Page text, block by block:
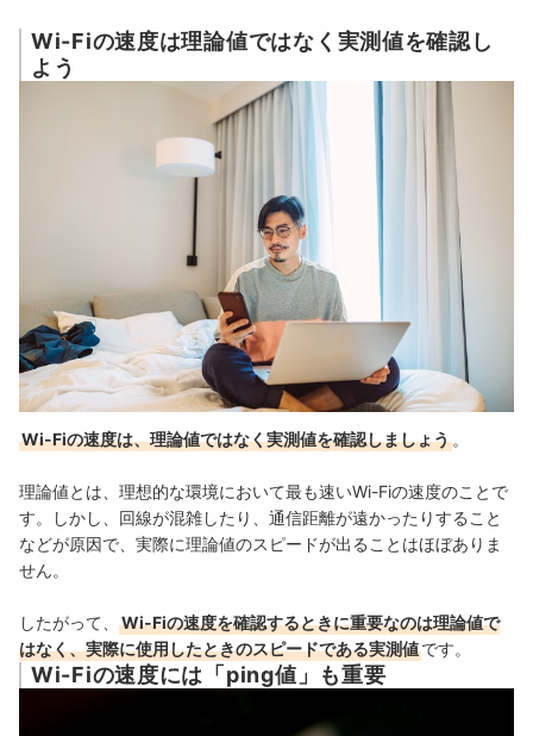
Wi-Fiの速度は理論値ではなく実測値を確認し
よう
Wi-Fiの速度は、理論値ではなく実測値を確認しましょう 。
理論値とは、理想的な環境において最も速いWi-Fiの速度のことで
す。しかし、回線が混雑したり、通信距離が遠かったりすること
などが原因で、実際に理論値のスピードが出ることはほぼありま
せん。
したがって、
Wi-Fiの速度を確認するときに重要なのは理論値で
はなく、実際に使用したときのスピードである実測値です。
Wi-Fiの速度には「ping値」も重要